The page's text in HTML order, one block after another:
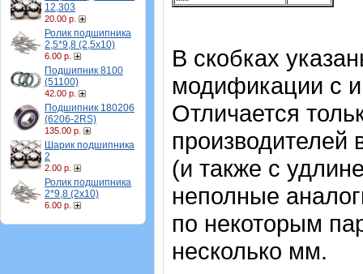
12,303
20.00 р.
Ролик подшипника
2,5*9,8 (2,5х10)
6.00 р.
Подшипник 8100
(51100)
42.00 р.
Подшипник 180206
(6206-2RS)
135.00 р.
Шарик подшипника
2
2.00 р.
Ролик подшипника
2*9,8 (2х10)
6.00 р.
В скобках
модификации с
Отличается
производителей
(и также с
неполные
по некоторым
несколько мм.